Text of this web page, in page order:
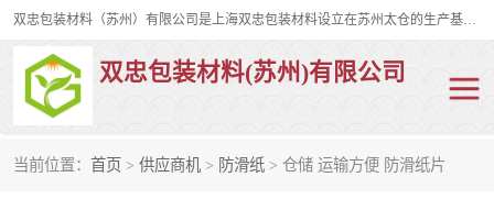
双忠包装材料（苏州）有限公司是上海双忠包装材料设立在苏州太仓的生产基地，占地约2万平米，产品主要有打孔缠绕膜，拉伸蜂窝纸，集装箱充气袋，滑托板，打包带，裹包网兜，防滑纸等箱体和托盘的运输和保护性包材。固永包材®，GooYon Pack®，是我们保护性包装材料的专属品牌。
双忠包装材料(苏州)有限公司
当前位置： 首页 > 供应商机 > 防滑纸 > 仓储 运输方便 防滑纸片